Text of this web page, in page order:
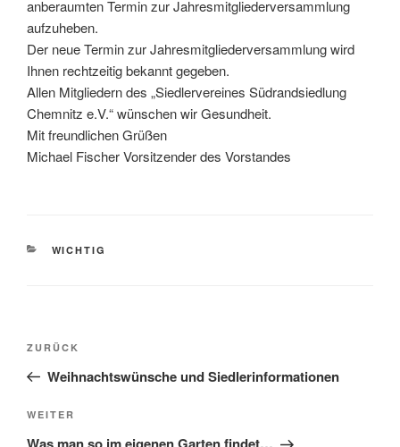
anberaumten Termin zur Jahresmitgliederversammlung
aufzuheben.
Der neue Termin zur Jahresmitgliederversammlung wird
Ihnen rechtzeitig bekannt gegeben.
Allen Mitgliedern des „Siedlervereines Südrandsiedlung
Chemnitz e.V.“ wünschen wir Gesundheit.
Mit freundlichen Grüßen
Michael Fischer Vorsitzender des Vorstandes
KATEGORIEN
WICHTIG
Beitragsnavigation
Vorheriger
Beitrag
ZURÜCK
Weihnachtswünsche und Siedlerinformationen
Nächster
Beitrag
WEITER